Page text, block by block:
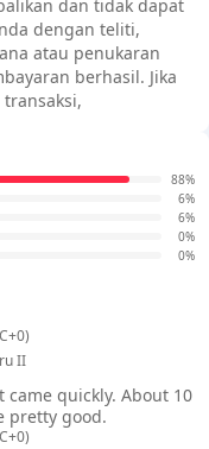
dan tidak dapat
dengan teliti,
atau penukaran
berhasil. Jika
88%
6%
6%
0%
0%
II
quickly. About 10
pretty good.